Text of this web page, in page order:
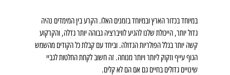
במיוחד בכדור הארץ ובמיוחד בזמנים האלו. הקרע בין המימדים נהיה
גדול יותר, הייכולת שלנו להגיע לוויברציה גבוהה יותר גדלה, והקרקוע
קשה יותר בגלל הפולריות הגדולה. וביחד עם קבלת כל הקודים מהשמש
הגוף עייף וזקוק ליותר ויותר מנוחה. זה חשוב לקחת החלטות לגביי
שינויים גדולים בחיים גם אם הם לא קלים.